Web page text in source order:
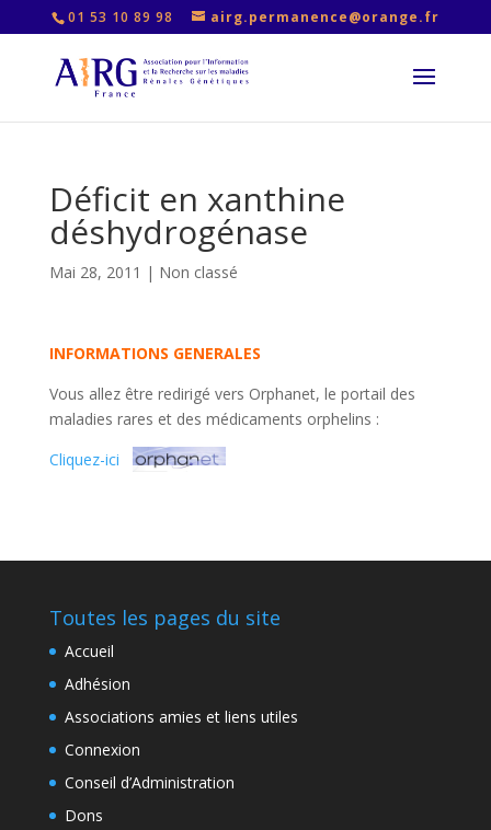
01 53 10 89 98 airg.permanence@orange.fr
Déficit en xanthine
déshydrogénase
Mai 28, 2011 | Non classé
INFORMATIONS GENERALES
Vous allez être redirigé vers Orphanet, le portail des
maladies rares et des médicaments orphelins :
Cliquez-ici
Toutes les pages du site
Accueil
Adhésion
Associations amies et liens utiles
Connexion
Conseil d’Administration
Dons